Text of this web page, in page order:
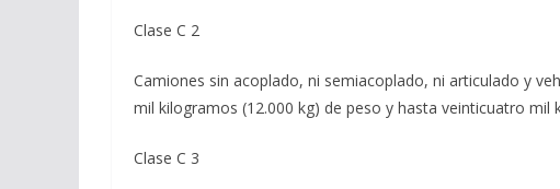
Clase C 2
Camiones sin acoplado, ni semiacoplado, ni articulado y
mil kilogramos (12.000 kg) de peso y hasta veinticuatro mil
Clase C 3